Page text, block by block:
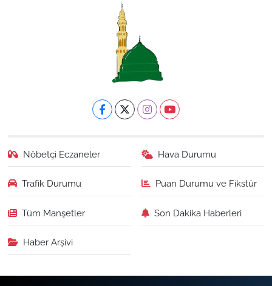
Nöbetçi Eczaneler Hava Durumu
Trafik Durumu Puan Durumu ve Fikstür
Tüm Manşetler Son Dakika Haberleri
Haber Arşivi